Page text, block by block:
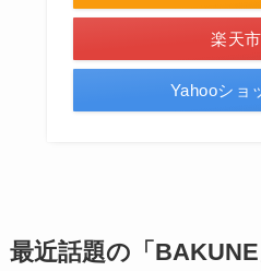
楽天
Yahooショ
最近話題の「